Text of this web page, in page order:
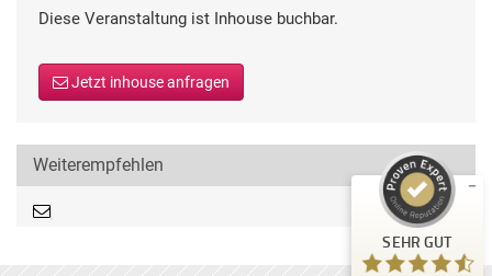
Diese Veranstaltung ist Inhouse buchbar.
Jetzt inhouse anfragen
Weiterempfehlen
SEHR GUT
ProvenExpert.com
SEHR GUT
710
Bewertungen auf
ProvenExpert.com